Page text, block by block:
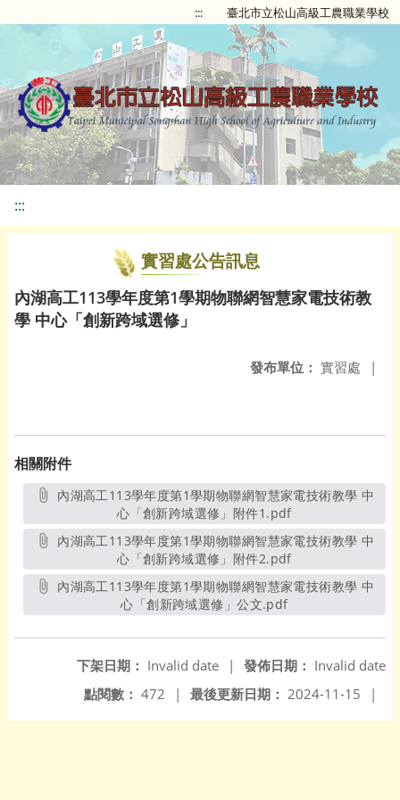
::: 臺北市立松山高級工農職業學校
:::
實習處公告訊息
內湖高工113學年度第1學期物聯網智慧家電技術教
學 中心「創新跨域選修」
發布單位： 實習處 |
相關附件
心「創新跨域選修」附件1.pdf另開新視窗
心「創新跨域選修」附件2.pdf另開新視窗
心「創新跨域選修」公文.pdf另開新視窗
發佈日期： Invalid date
下架日期： Invalid date
|
最後更新日期： 2024-11-15 |
點閱數： 472 |